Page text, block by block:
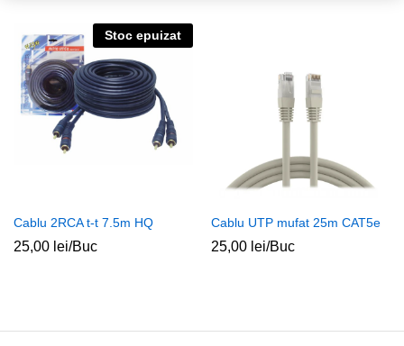
Stoc epuizat
Cablu 2RCA t-t 7.5m HQ
25,00 lei/Buc
Cablu UTP mufat 25m CAT5e
25,00 lei/Buc